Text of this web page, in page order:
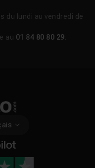
du lundi au vendredi de
au 01 84 80 80 29